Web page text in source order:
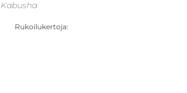
Kabusha
Rukoilukertoja: